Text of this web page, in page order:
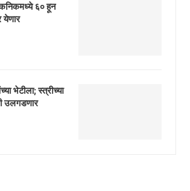
६० हून
भेटीला; स्त्रीच्या
उलगडणार